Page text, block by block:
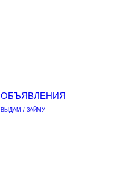
ОБЪЯВЛЕНИЯ
ВЫДАМ / ЗАЙМУ